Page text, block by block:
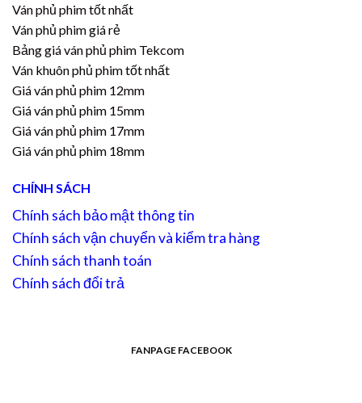
Ván phủ phim tốt nhất
Ván phủ phim giá rẻ
Bảng giá ván phủ phim Tekcom
Ván khuôn phủ phim tốt nhất
Giá ván phủ phim 12mm
Giá ván phủ phim 15mm
Giá ván phủ phim 17mm
Giá ván phủ phim 18mm
CHÍNH SÁCH
Chính sách bảo mật thông tin
Chính sách vận chuyển và kiểm tra hàng
Chính sách thanh toán
Chính sách đổi trả
FANPAGE FACEBOOK